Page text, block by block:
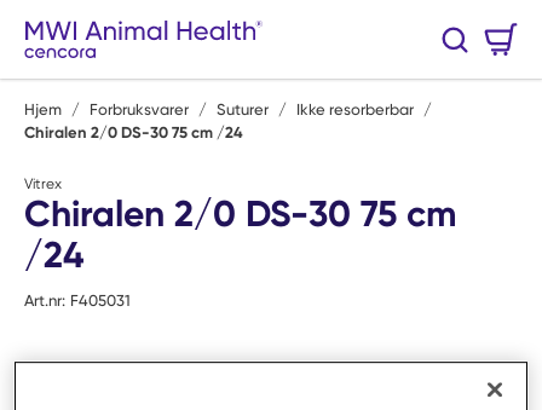
Hopp til hovedinnhold
Søk
Hjem / Forbruksvarer / Suturer / Ikke resorberbar /
Chiralen 2/0 DS-30 75 cm /24
Vitrex
Chiralen 2/0 DS-30 75 cm
/24
Art.nr: F405031